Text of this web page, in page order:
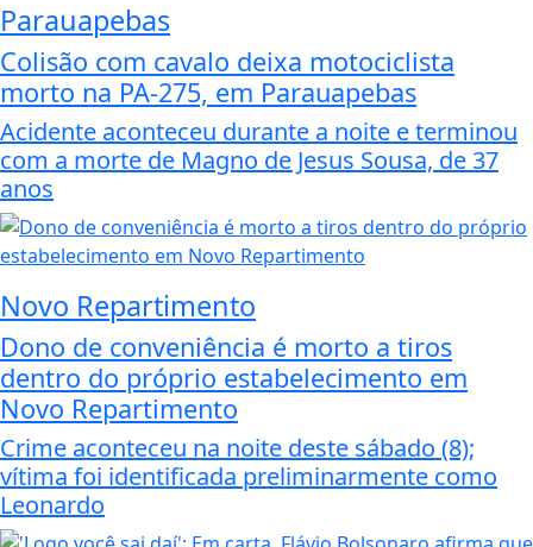
Parauapebas
Colisão com cavalo deixa motociclista
morto na PA-275, em Parauapebas
Acidente aconteceu durante a noite e terminou
com a morte de Magno de Jesus Sousa, de 37
anos
Novo Repartimento
Dono de conveniência é morto a tiros
dentro do próprio estabelecimento em
Novo Repartimento
Crime aconteceu na noite deste sábado (8);
vítima foi identificada preliminarmente como
Leonardo